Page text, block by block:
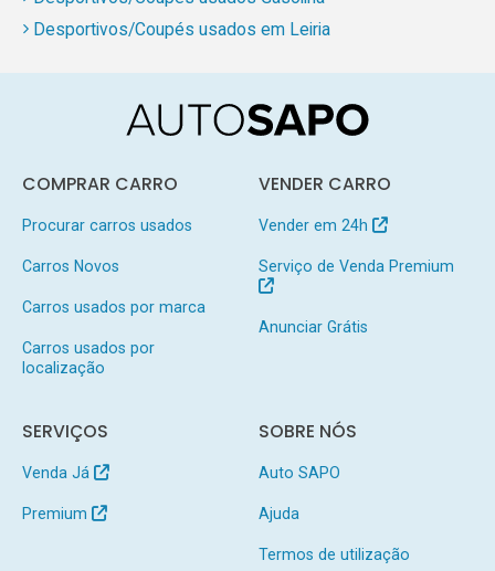
Desportivos/Coupés usados em Leiria
COMPRAR CARRO
Procurar carros usados
Carros Novos
Carros usados por marca
Carros usados por
localização
VENDER CARRO
Vender em 24h
Serviço de Venda Premium
Anunciar Grátis
SERVIÇOS
Venda Já
Premium
SOBRE NÓS
Auto SAPO
Ajuda
Termos de utilização